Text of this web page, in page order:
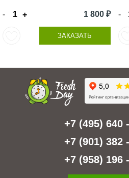
- + 1 800 ₽
ЗАКАЗАТЬ
-
+7 (495) 640
+7 (901) 382
+7 (958) 196